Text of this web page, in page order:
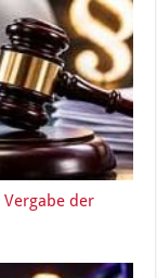
Vergabe der